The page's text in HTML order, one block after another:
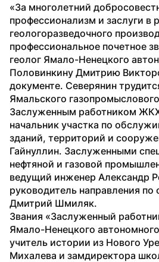
«За многолетний
профессионализм и заслуги в
геологоразведочного
профессиональное почетное
геолог Ямало-Ненецкого
Половинкину Дмитрию
документе. Северянин
Ямальского
Заслуженным работником
начальник участка по
зданий, территорий и
Гайнуллин. Заслуженными
нефтяной и газовой
ведущий инженер Александр
руководитель направления
Дмитрий Шмиляк.
Звания «Заслуженный
Ямало-Ненецкого
учитель истории из Нового
Михалева и замдиректора